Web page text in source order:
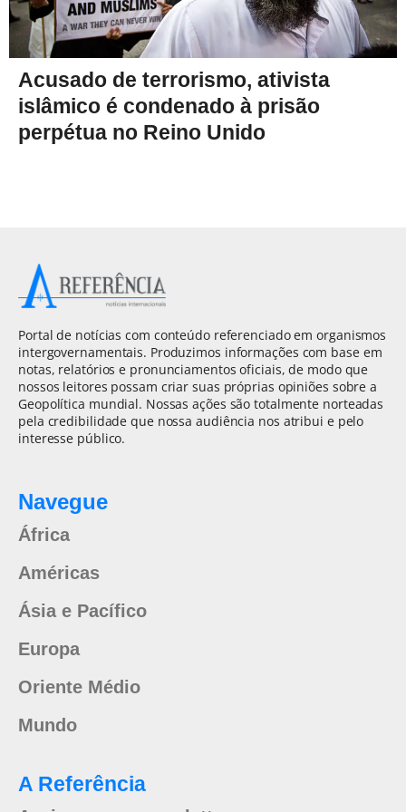
Acusado de terrorismo, ativista
islâmico é condenado à prisão
perpétua no Reino Unido
Portal de notícias com conteúdo referenciado em organismos
intergovernamentais. Produzimos informações com base em
notas, relatórios e pronunciamentos oficiais, de modo que
nossos leitores possam criar suas próprias opiniões sobre a
Geopolítica mundial. Nossas ações são totalmente norteadas
pela credibilidade que nossa audiência nos atribui e pelo
interesse público.
Navegue
África
Américas
Ásia e Pacífico
Europa
Oriente Médio
Mundo
A Referência